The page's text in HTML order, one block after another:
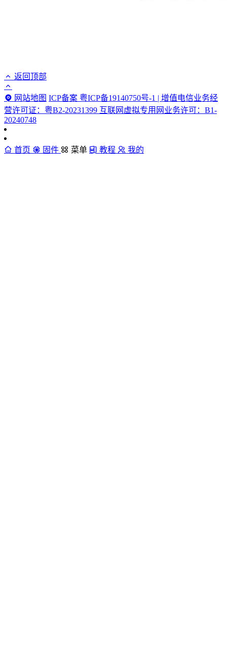
返回顶部
网站地图 ICP备案 粤ICP备19140750号-1 | 增值电信业务经
营许可证：粤B2-20231399 互联网虚拟专用网业务许可：B1-
20240748
首页 固件 菜单 教程 我的